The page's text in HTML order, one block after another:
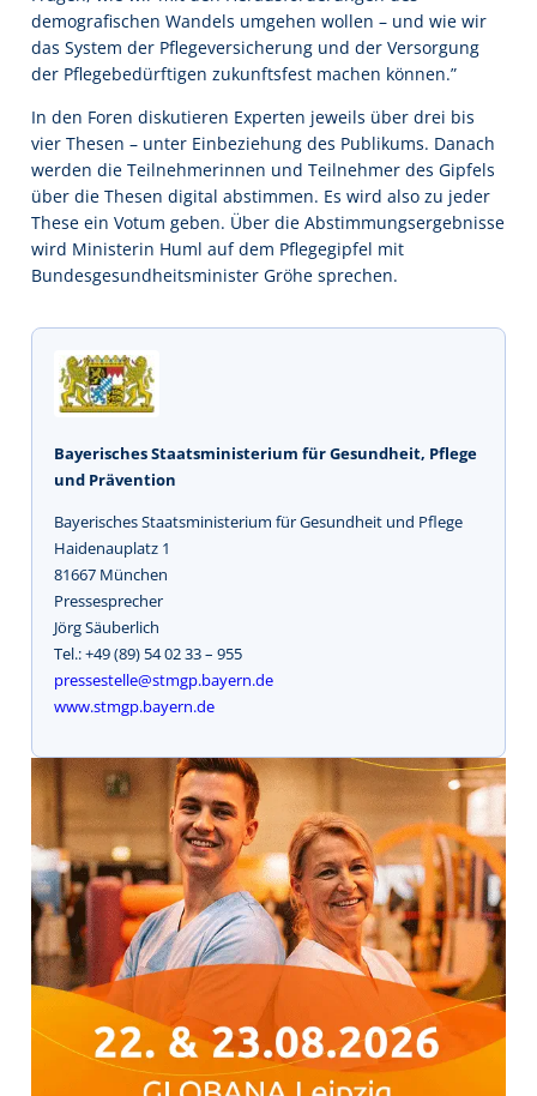
demografischen Wandels umgehen wollen – und wie wir
das System der Pflegeversicherung und der Versorgung
der Pflegebedürftigen zukunftsfest machen können.”
In den Foren diskutieren Experten jeweils über drei bis
vier Thesen – unter Einbeziehung des Publikums. Danach
werden die Teilnehmerinnen und Teilnehmer des Gipfels
über die Thesen digital abstimmen. Es wird also zu jeder
These ein Votum geben. Über die Abstimmungsergebnisse
wird Ministerin Huml auf dem Pflegegipfel mit
Bundesgesundheitsminister Gröhe sprechen.
Bayerisches Staatsministerium für Gesundheit, Pflege
und Prävention
Bayerisches Staatsministerium für Gesundheit und Pflege
Haidenauplatz 1
81667 München
Pressesprecher
Jörg Säuberlich
Tel.: +49 (89) 54 02 33 – 955
pressestelle@stmgp.bayern.de
www.stmgp.bayern.de